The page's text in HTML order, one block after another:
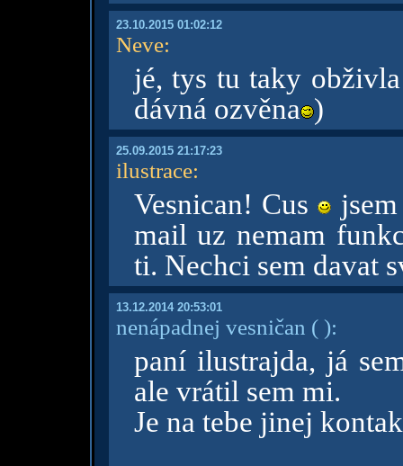
23.10.2015 01:02:12
Neve:
jé, tys tu taky
dávná ozvěna )
25.09.2015 21:17:23
ilustrace:
Vesnican! Cus
mail uz nemam
ti. Nechci sem davat
13.12.2014 20:53:01
nenápadnej vesničan ( ):
paní ilustrajda, já
ale vrátil sem mi.
Je na tebe jinej